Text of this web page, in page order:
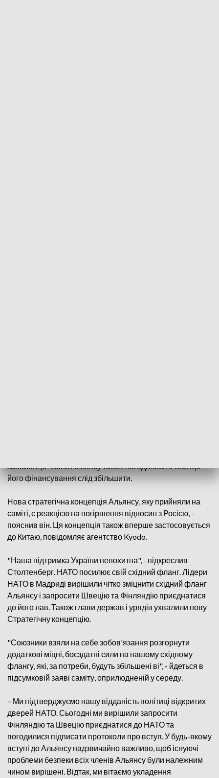
заявив, що члени Альянсу також погодилися з тим, що
його фінансування слід збільшити.
Нова стратегічна концепція Альянсу, яку прийняли на
саміті, є реакцією на погіршення відносин з Росією, -
пояснив він. Ця концепція також вперше застосовується
до Китаю, повідомляє агентство Kyodo.
"Наша підтримка України непохитна", - підкреслив
Столтенберг. НАТО посилює свій східний фланг. Лідери
НАТО в Мадриді вирішили чітко зміцнити східний фланг
Альянсу і запросити Швецію та Фінляндію приєднатися
до його лав. Також глави держав і урядів ухвалили нову
Стратегічну концепцію.
"Союзники взяли на себе зобов'язання розгорнути
додаткові міцні, боєздатні сили на нашому східному
флангу, які, за потреби, будуть збільшені ві", - йдеться в
підсумковій заяві саміту, оприлюдненій у середу.
– Ми підтверджуємо нашу відданість політиці відкритих
дверей НАТО. Сьогодні ми вирішили запросити
Фінляндію та Швецію приєднатися до НАТО та
погодилися підписати протоколи про вступ. У будь-якому
вступі до Альянсу надзвичайно важливо, щоб існуючі
проблеми безпеки всіх членів Альянсу були належним
чином вирішені. Відтак, ми вітаємо укладення